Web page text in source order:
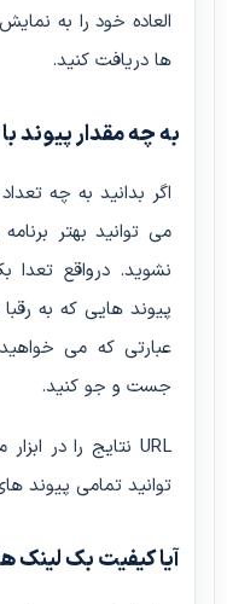
العاده خود را به
ها دریافت کنید.
به چه مقدار پیوند
اگر بدانید به چه
می توانید بهتر
نشوید. درواقع
پیوند هایی که به
عبارتی که می
جست و جو کنید.
توانید تمامی پیوند
آیا کیفیت بک لینک